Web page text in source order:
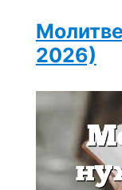
2026)